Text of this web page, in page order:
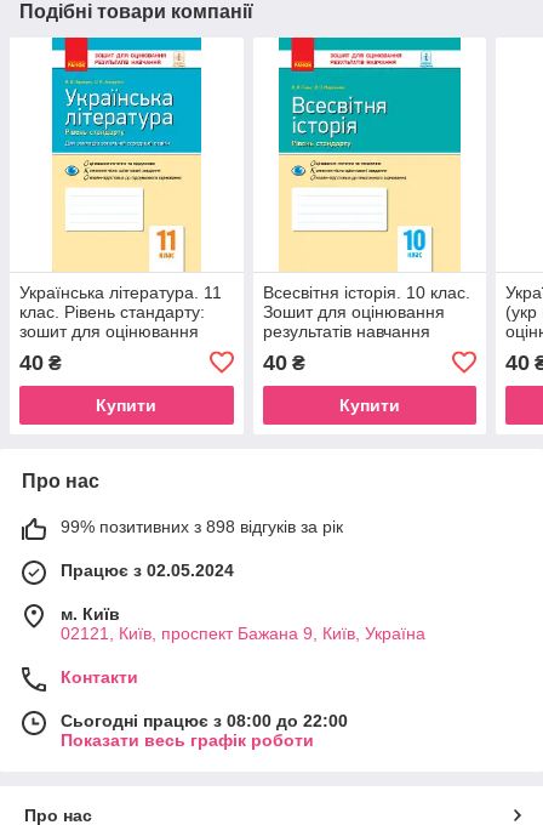
Подібні товари компанії
Українська література. 11
клас. Рівень стандарту:
зошит для оцінювання
40 ₴
Купити
Всесвітня історія. 10 клас.
Зошит для оцінювання
результатів навчання
40₴
Купити
40
Про нас
99% позитивних з 898 відгуків за рік
Працює з 02.05.2024
м. Київ
02121, Київ, проспект Бажана 9, Київ, Україна
Контакти
Сьогодні працює з 08:00 до 22:00
Показати весь графік роботи
Про нас